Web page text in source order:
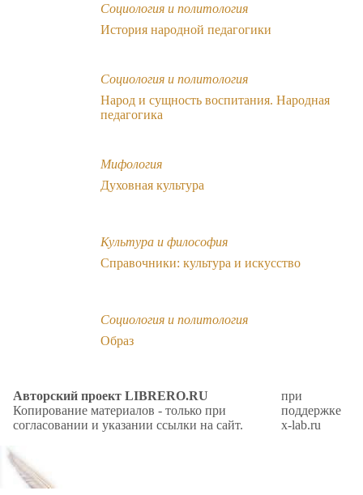
Социология и политология
История народной педагогики
Социология и политология
Народ и сущность воспитания. Народная
педагогика
Мифология
Духовная культура
Культура и философия
Справочники: культура и искусство
Социология и политология
Образ
Авторский проект LIBRERO.RU
Копирование материалов - только при
согласовании и указании ссылки на сайт.
при
поддержке
x-lab.ru